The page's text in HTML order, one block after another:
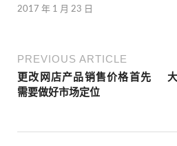
2017 年 1 月 23 日
PREVIOUS ARTICLE
更改网店产品销售价格首先
需要做好市场定位